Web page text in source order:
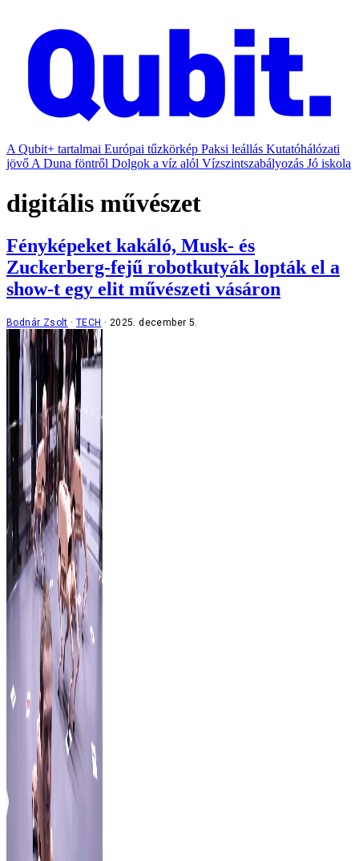
A Qubit+ tartalmai Európai tűzkörkép Paksi leállás Kutatóhálózati
jövő A Duna föntről Dolgok a víz alól Vízszintszabályozás Jó iskola
digitális művészet
Fényképeket kakáló, Musk- és
Zuckerberg-fejű robotkutyák lopták el a
show-t egy elit művészeti vásáron
Bodnár Zsolt TECH 2025. december 5.